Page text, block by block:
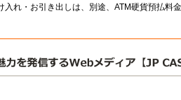
れ・お引き出しは、別途、ATM硬貨預払料